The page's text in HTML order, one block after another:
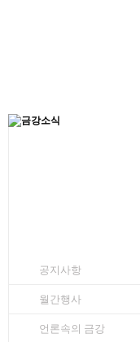
공지사항
월간행사
언론속의 금강